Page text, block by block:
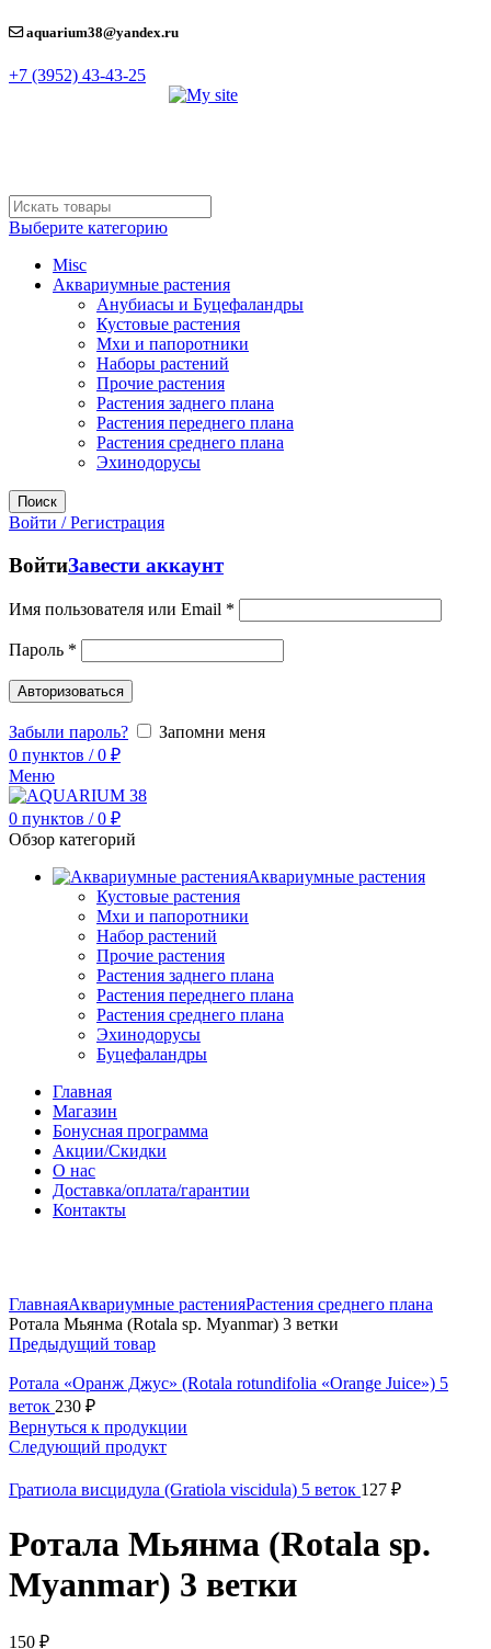
aquarium38@yandex.ru
+7 (3952) 43-43-25
Выберите категорию
Misc
Аквариумные растения
Анубиасы и Буцефаландры
Кустовые растения
Мхи и папоротники
Наборы растений
Прочие растения
Растения заднего плана
Растения переднего плана
Растения среднего плана
Эхинодорусы
Поиск
Войти / Регистрация
ВойтиЗавести аккаунт
Имя пользователя или Email *
Пароль *
Авторизоваться
Забыли пароль?
Запомни меня
0 пунктов / 0 ₽
Меню
0 пунктов / 0 ₽
Обзор категорий
Аквариумные растения
Кустовые растения
Мхи и папоротники
Набор растений
Прочие растения
Растения заднего плана
Растения переднего плана
Растения среднего плана
Эхинодорусы
Буцефаландры
Главная
Магазин
Бонусная программа
Акции/Скидки
О нас
Доставка/оплата/гарантии
Контакты
ГлавнаяАквариумные растенияРастения среднего плана
Ротала Мьянма (Rotala sp. Myanmar) 3 ветки
Предыдущий товар
Ротала «Оранж Джус» (Rotala rotundifolia «Orange Juice») 5
веток 230 ₽
Вернуться к продукции
Следующий продукт
Гратиола висцидула (Gratiola viscidula) 5 веток 127 ₽
Ротала Мьянма (Rotala sp.
Myanmar) 3 ветки
150 ₽